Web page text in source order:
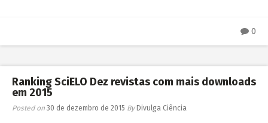
0
Ranking SciELO Dez revistas com mais downloads
em 2015
Posted on 30 de dezembro de 2015 ByDivulga Ciência